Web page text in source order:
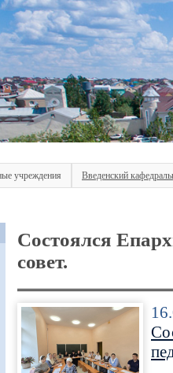
учреждения Введенский
Состоялся
совет.